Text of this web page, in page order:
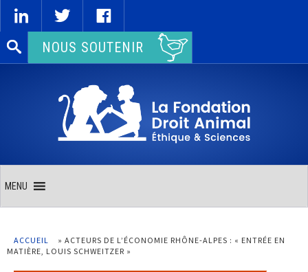
Rechercher :NOUS SOUTENIR
MENU
ACCUEIL » ACTEURS DE L’ÉCONOMIE RHÔNE-ALPES : « ENTRÉE EN
MATIÈRE, LOUIS SCHWEITZER »